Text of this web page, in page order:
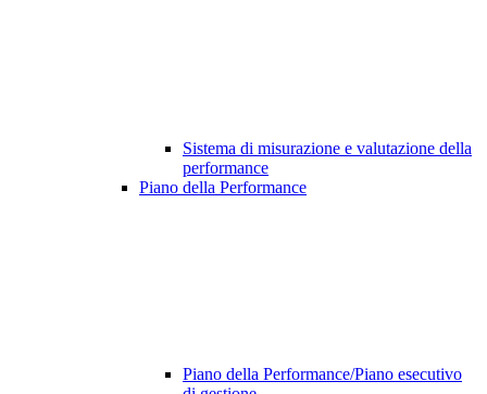
Sistema di misurazione e valutazione della
performance
Piano della Performance
Piano della Performance/Piano esecutivo